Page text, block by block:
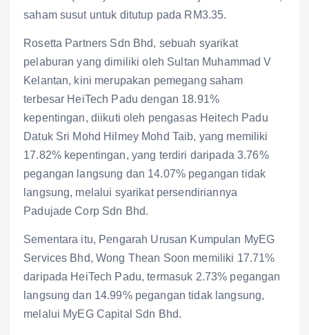
saham susut untuk ditutup pada RM3.35.
Rosetta Partners Sdn Bhd, sebuah syarikat
pelaburan yang dimiliki oleh Sultan Muhammad V
Kelantan, kini merupakan pemegang saham
terbesar HeiTech Padu dengan 18.91%
kepentingan, diikuti oleh pengasas Heitech Padu
Datuk Sri Mohd Hilmey Mohd Taib, yang memiliki
17.82% kepentingan, yang terdiri daripada 3.76%
pegangan langsung dan 14.07% pegangan tidak
langsung, melalui syarikat persendiriannya
Padujade Corp Sdn Bhd.
Sementara itu, Pengarah Urusan Kumpulan MyEG
Services Bhd, Wong Thean Soon memiliki 17.71%
daripada HeiTech Padu, termasuk 2.73% pegangan
langsung dan 14.99% pegangan tidak langsung,
melalui MyEG Capital Sdn Bhd.